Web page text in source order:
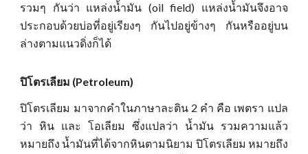
รวมๆ กันว่า แหล่งน้ำมัน (oil field) แหล่งน้ำมันจึงอาจ
ประกอบด้วยบ่อที่อยู่เรียงๆ กันไปอยู่ข้างๆ กันหรืออยู่บน
ล่างตามแนวดิ่งก็ได้
ปิโตรเลียม (Petroleum)
ปิโตรเลียม มาจากคำในภาษาละติน 2 คำ คือ เพตรา แปล
ว่า หิน และ โอเลียม ซึ่งแปลว่า น้ำมัน รวมความแล้ว
หมายถึง น้ำมันที่ได้จากหินตามนิยาม ปิโตรเลียม หมายถึง